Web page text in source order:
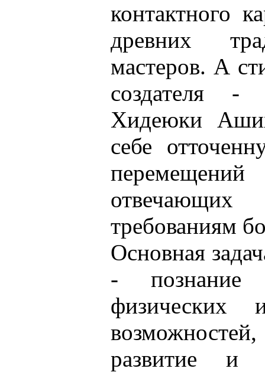
контактного
древних
мастеров. А
создателя -
Хидеюки
себе
требованиям
Основная
- познание
физических
развитие и